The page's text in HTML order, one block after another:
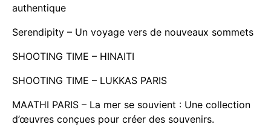
authentique
Serendipity – Un voyage vers de nouveaux sommets
SHOOTING TIME – HINAITI
SHOOTING TIME – LUKKAS PARIS
MAATHI PARIS – La mer se souvient : Une collection
d’œuvres conçues pour créer des souvenirs.